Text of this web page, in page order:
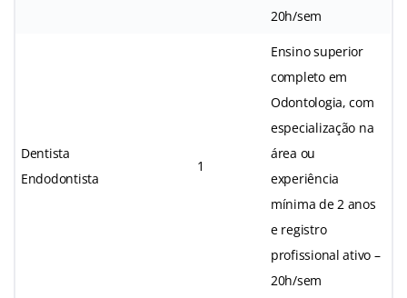
20h/sem
Dentista
Endodontista
1
Ensino superior
completo em
Odontologia, com
especialização na
área ou
experiência
mínima de 2 anos
e registro
profissional ativo –
20h/sem